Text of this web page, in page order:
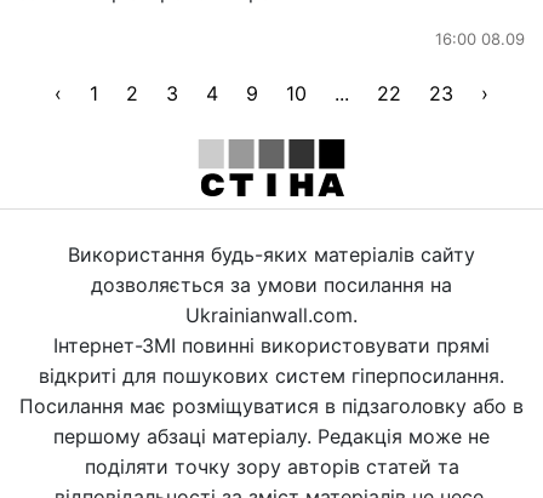
16:00 08.09
‹ 1 2 3 4 9 10 ... 22 23 ›
Використання будь-яких матеріалів сайту
дозволяється за умови посилання на
Ukrainianwall.com.
Інтернет-ЗМІ повинні використовувати прямі
відкриті для пошукових систем гіперпосилання.
Посилання має розміщуватися в підзаголовку або в
першому абзаці матеріалу. Редакція може не
поділяти точку зору авторів статей та